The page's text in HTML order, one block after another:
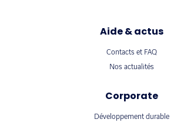
Aide & actus
Contacts et FAQ
Nos actualités
Corporate
Développement durable